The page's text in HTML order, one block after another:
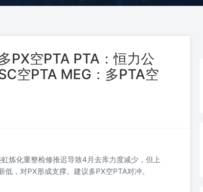
AIGC
大模型
PX空PTA PTA：恒力公
空PTA MEG：多PTA空
炼化重整检修推迟导致4月去库力度减少，但上
，对PX形成支撑。建议多PX空PTA对冲。